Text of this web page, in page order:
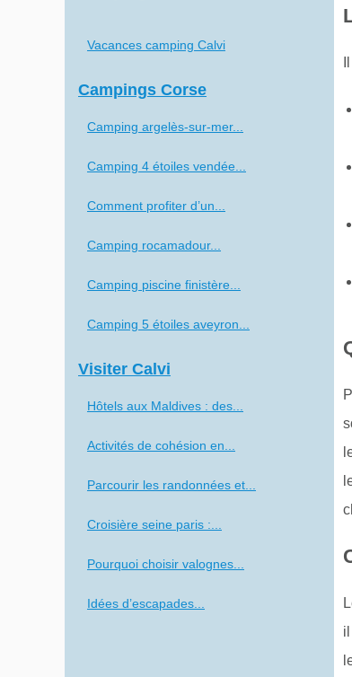
Vacances camping Calvi
Campings Corse
Camping argelès-sur-mer...
Camping 4 étoiles vendée...
Comment profiter d’un...
Camping rocamadour...
Camping piscine finistère...
Camping 5 étoiles aveyron...
Visiter Calvi
Hôtels aux Maldives : des...
Activités de cohésion en...
Parcourir les randonnées et...
Croisière seine paris :...
Pourquoi choisir valognes...
Idées d’escapades...